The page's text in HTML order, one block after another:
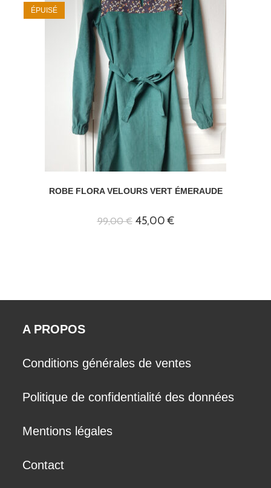
ÉPUISÉ
ROBE FLORA VELOURS VERT ÉMERAUDE
99,00€ Le
prix
45,00€Le
prix
A PROPOS
Conditions générales de ventes
Politique de confidentialité des données
Mentions légales
Contact